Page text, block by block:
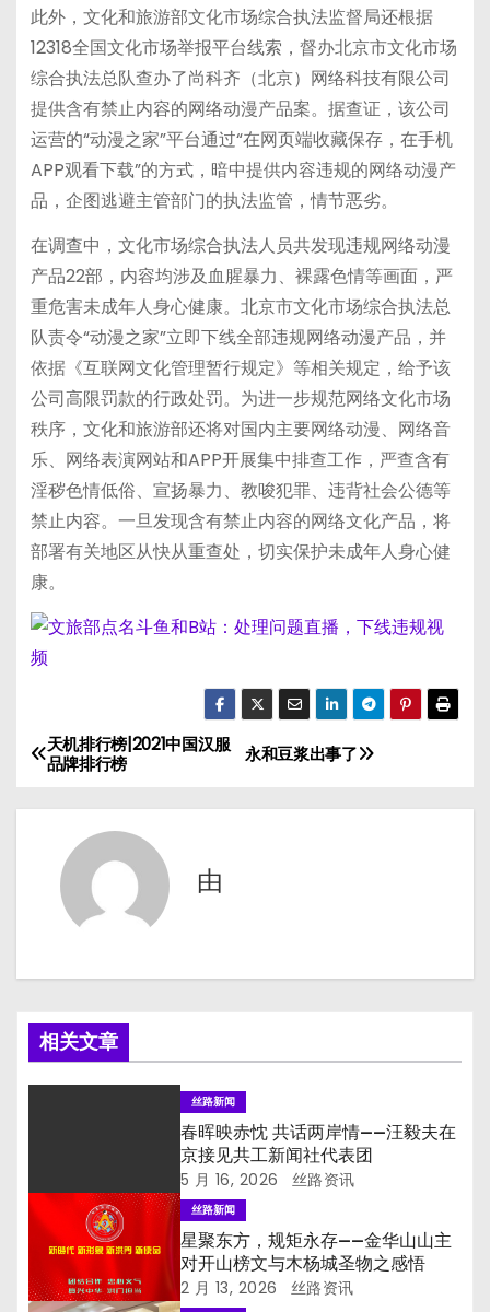
此外，文化和旅游部文化市场综合执法监督局还根据
12318全国文化市场举报平台线索，督办北京市文化市场
综合执法总队查办了尚科齐（北京）网络科技有限公司
提供含有禁止内容的网络动漫产品案。据查证，该公司
运营的“动漫之家”平台通过“在网页端收藏保存，在手机
APP观看下载”的方式，暗中提供内容违规的网络动漫产
品，企图逃避主管部门的执法监管，情节恶劣。
在调查中，文化市场综合执法人员共发现违规网络动漫
产品22部，内容均涉及血腥暴力、裸露色情等画面，严
重危害未成年人身心健康。北京市文化市场综合执法总
队责令“动漫之家”立即下线全部违规网络动漫产品，并
依据《互联网文化管理暂行规定》等相关规定，给予该
公司高限罚款的行政处罚。为进一步规范网络文化市场
秩序，文化和旅游部还将对国内主要网络动漫、网络音
乐、网络表演网站和APP开展集中排查工作，严查含有
淫秽色情低俗、宣扬暴力、教唆犯罪、违背社会公德等
禁止内容。一旦发现含有禁止内容的网络文化产品，将
部署有关地区从快从重查处，切实保护未成年人身心健
康。
文
章
航
永和豆浆出事了
天机排行榜|2021中国汉服
品牌排行榜
由
相关文章
丝路新闻
春晖映赤忱 共话两岸情——汪毅夫在
京接见共工新闻社代表团
5 月 16, 2026 丝路资讯
丝路新闻
星聚东方，规矩永存——金华山山主
对开山榜文与木杨城圣物之感悟
2 月 13, 2026 丝路资讯